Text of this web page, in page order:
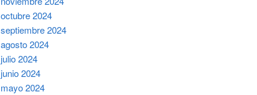
octubre 2024
septiembre 2024
agosto 2024
julio 2024
junio 2024
mayo 2024